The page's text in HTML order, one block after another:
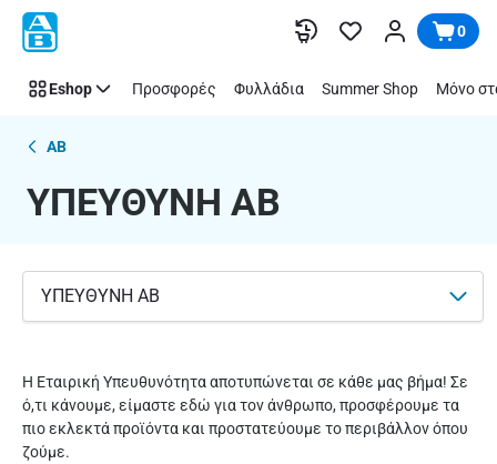
Παράλειψη
ΥΠΕΥΘΥΝΗ
0
Eshop Προσφορές Φυλλάδια Summer Shop Μόνο
AB
ΥΠΕΥΘΥΝΗ AB
ΥΠΕΥΘΥΝΗ ΑΒ
Η Εταιρική Υπευθυνότητα αποτυπώνεται σε κάθε μας βήμα! Σε
ό,τι κάνουμε, είμαστε εδώ για τον άνθρωπο, προσφέρουμε τα
πιο εκλεκτά προϊόντα και προστατεύουμε το περιβάλλον όπου
ζούμε.